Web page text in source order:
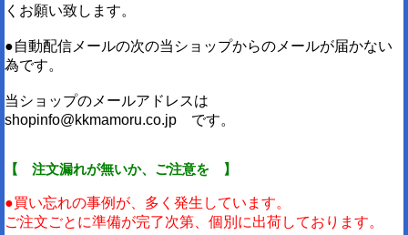
くお願い致します。
●自動配信メールの次の当ショップからのメールが届かない
為です。
当ショップのメールアドレスは
shopinfo@kkmamoru.co.jp です。
【 注文漏れが無いか、ご注意を 】
●買い忘れの事例が、多く発生しています。
ご注文ごとに準備が完了次第、個別に出荷しております。